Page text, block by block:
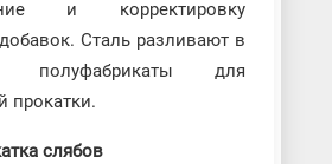
и корректировку
Сталь разливают в
для
прокатки.
слябов